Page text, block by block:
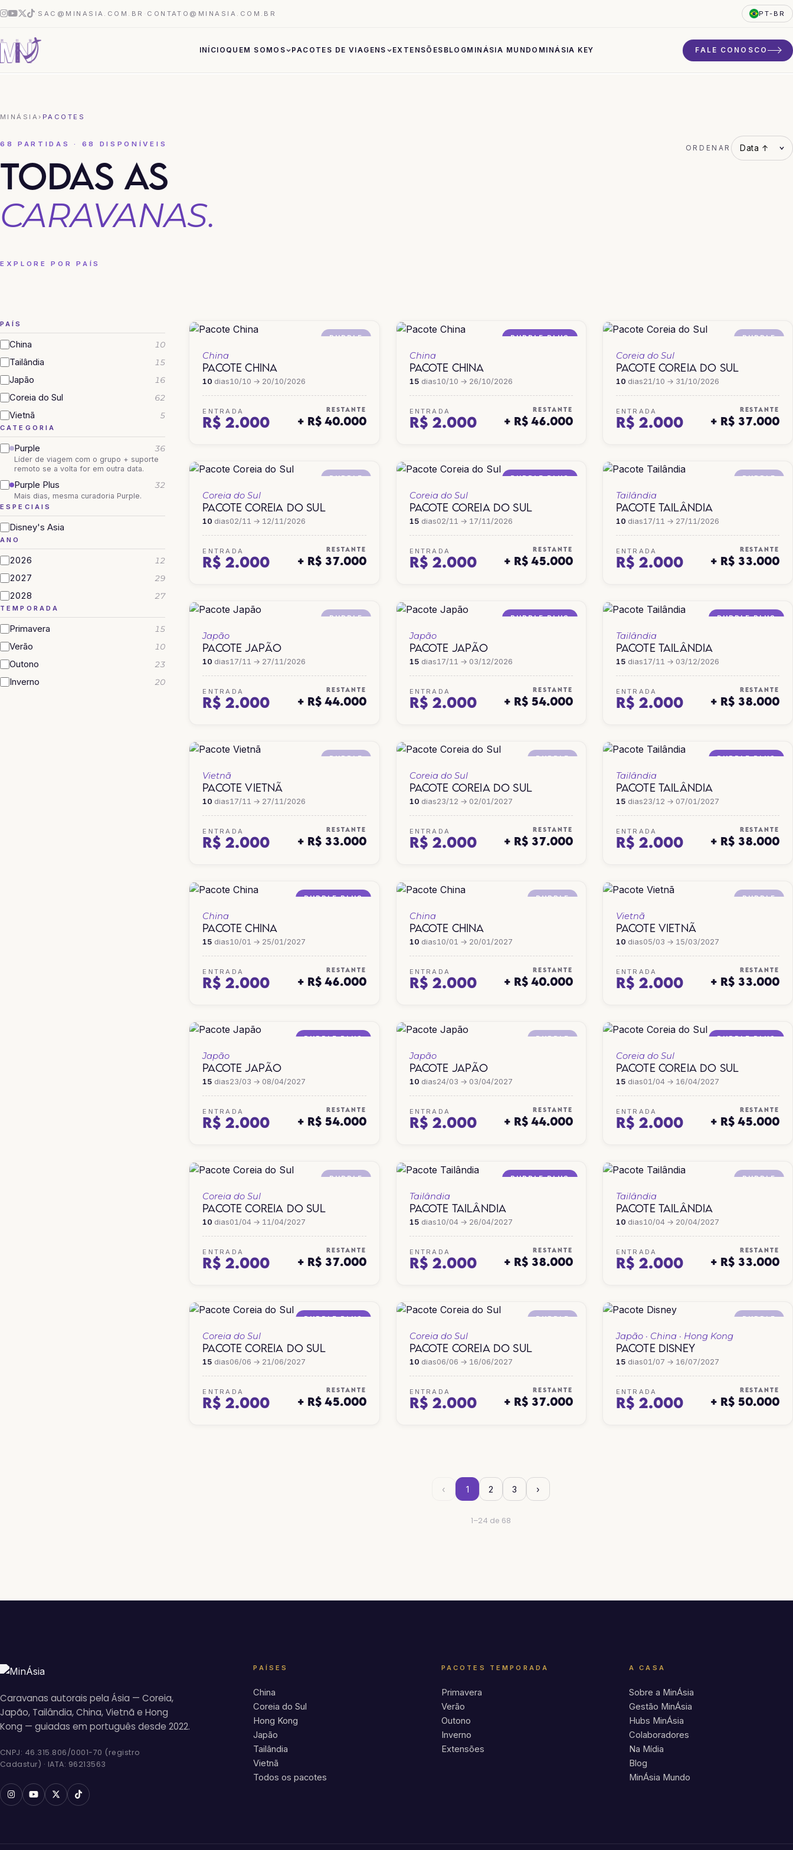
· SAC@MINASIA.COM.BR · CONTATO@MINASIA.COM.BR PT-BR
INÍCIO QUEM SOMOS PACOTES DE VIAGENS EXTENSÕES BLOGMINÁSIA MUNDO MINÁSIA KEY FALE CONOSCO
MINÁSIA› PACOTES
68 PARTIDAS · 68 DISPONÍVEIS
TODAS AS
CARAVANAS.
ORDENAR
EXPLORE POR PAÍS
CHINA
PAÍS
China 10
Tailândia 15
Japão 16
Coreia do Sul 62
Vietnã 5
CATEGORIA
Purple 36
Líder de viagem com o grupo + suporte
remoto se a volta for em outra data.
Purple Plus 32
Mais dias, mesma curadoria Purple.
ESPECIAIS
Disney's Asia
ANO
2026 12
2027 29
2028 27
TEMPORADA
Primavera 15
Verão 10
Outono 23
Inverno 20
PURPLE
China
PACOTE CHINA
10 dias10/10 → 20/10/2026
ENTRADA
R$ 2.000
RESTANTE
+ R$ 40.000
PURPLE PLUS
China
PACOTE CHINA
15 dias10/10 → 26/10/2026
ENTRADA
R$ 2.000
RESTANTE
+ R$ 46.000
PURPLE
Coreia do Sul
PACOTE COREIA DO SUL
10 dias21/10 → 31/10/2026
ENTRADA
R$ 2.000
RESTANTE
+ R$ 37.000
PURPLE
Coreia do Sul
PACOTE COREIA DO SUL
10 dias02/11 → 12/11/2026
ENTRADA
R$ 2.000
RESTANTE
+ R$ 37.000
PURPLE PLUS
Coreia do Sul
PACOTE COREIA DO SUL
15 dias02/11 → 17/11/2026
ENTRADA
R$ 2.000
RESTANTE
+ R$ 45.000
PURPLE
Tailândia
PACOTE TAILÂNDIA
10 dias17/11 → 27/11/2026
ENTRADA
R$ 2.000
RESTANTE
+ R$ 33.000
PURPLE
Japão
PACOTE JAPÃO
10 dias17/11 → 27/11/2026
ENTRADA
R$ 2.000
RESTANTE
+ R$ 44.000
PURPLE PLUS
Japão
PACOTE JAPÃO
15 dias17/11 → 03/12/2026
ENTRADA
R$ 2.000
RESTANTE
+ R$ 54.000
PURPLE PLUS
Tailândia
PACOTE TAILÂNDIA
15 dias17/11 → 03/12/2026
ENTRADA
R$ 2.000
RESTANTE
+ R$ 38.000
PURPLE
Vietnã
PACOTE VIETNÃ
10 dias17/11 → 27/11/2026
ENTRADA
R$ 2.000
RESTANTE
+ R$ 33.000
PURPLE
Coreia do Sul
PACOTE COREIA DO SUL
10 dias23/12 → 02/01/2027
ENTRADA
R$ 2.000
RESTANTE
+ R$ 37.000
PURPLE PLUS
Tailândia
PACOTE TAILÂNDIA
15 dias23/12 → 07/01/2027
ENTRADA
R$ 2.000
RESTANTE
+ R$ 38.000
PURPLE PLUS
China
PACOTE CHINA
15 dias10/01 → 25/01/2027
ENTRADA
R$ 2.000
RESTANTE
+ R$ 46.000
PURPLE
China
PACOTE CHINA
10 dias10/01 → 20/01/2027
ENTRADA
R$ 2.000
RESTANTE
+ R$ 40.000
PURPLE
Vietnã
PACOTE VIETNÃ
10 dias05/03 → 15/03/2027
ENTRADA
R$ 2.000
RESTANTE
+ R$ 33.000
PURPLE PLUS
Japão
PACOTE JAPÃO
15 dias23/03 → 08/04/2027
ENTRADA
R$ 2.000
RESTANTE
+ R$ 54.000
PURPLE
Japão
PACOTE JAPÃO
10 dias24/03 → 03/04/2027
ENTRADA
R$ 2.000
RESTANTE
+ R$ 44.000
PURPLE PLUS
Coreia do Sul
PACOTE COREIA DO SUL
15 dias01/04 → 16/04/2027
ENTRADA
R$ 2.000
RESTANTE
+ R$ 45.000
PURPLE
Coreia do Sul
PACOTE COREIA DO SUL
10 dias01/04 → 11/04/2027
ENTRADA
R$ 2.000
RESTANTE
+ R$ 37.000
PURPLE PLUS
Tailândia
PACOTE TAILÂNDIA
15 dias10/04 → 26/04/2027
ENTRADA
R$ 2.000
RESTANTE
+ R$ 38.000
PURPLE
Tailândia
PACOTE TAILÂNDIA
10 dias10/04 → 20/04/2027
ENTRADA
R$ 2.000
RESTANTE
+ R$ 33.000
PURPLE PLUS
Coreia do Sul
PACOTE COREIA DO SUL
15 dias06/06 → 21/06/2027
ENTRADA
R$ 2.000
RESTANTE
+ R$ 45.000
PURPLE
Coreia do Sul
PACOTE COREIA DO SUL
10 dias06/06 → 16/06/2027
ENTRADA
R$ 2.000
RESTANTE
+ R$ 37.000
PURPLE
Japão · China · Hong Kong
PACOTE DISNEY
15 dias01/07 → 16/07/2027
ENTRADA
R$ 2.000
RESTANTE
+ R$ 50.000
‹ 1 2 3 ›
1–24 de 68
Caravanas autorais pela Ásia — Coreia,
Japão, Tailândia, China, Vietnã e Hong
Kong — guiadas em português desde 2022.
CNPJ: 46.315.806/0001-70 (registro
Cadastur) · IATA: 96213563
PAÍSES
China
Coreia do Sul
Hong Kong
Japão
Tailândia
Vietnã
Todos os pacotes
PACOTES TEMPORADA
Primavera
Verão
Outono
Inverno
Extensões
A CASA
Sobre a MinÁsia
Gestão MinÁsia
Hubs MinÁsia
Colaboradores
Na Mídia
Blog
MinÁsia Mundo